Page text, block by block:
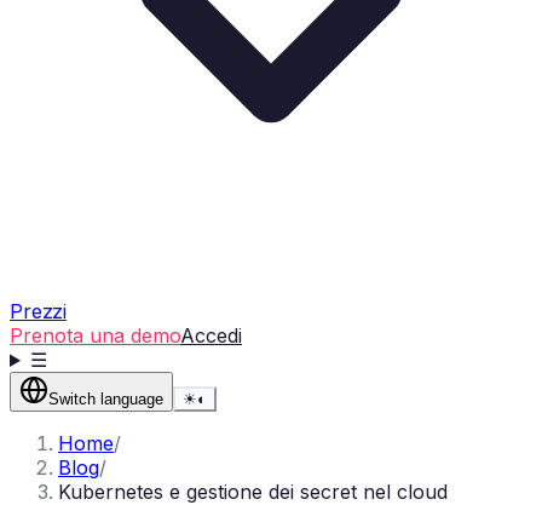
Prezzi
Prenota una demoAccedi
☰
Switch language ☀◐
Home/
Blog/
Kubernetes e gestione dei secret nel cloud